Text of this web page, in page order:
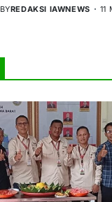
BYREDAKSI IAWNEWS 11